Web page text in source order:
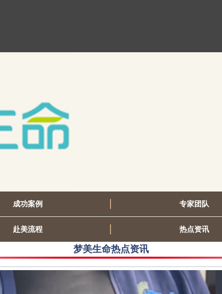
成功案例 专家团队
赴美流程 热点资讯
梦美生命热点资讯